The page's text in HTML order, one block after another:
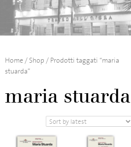
Home / Shop / Prodotti taggati “maria
stuarda”
maria stuarda